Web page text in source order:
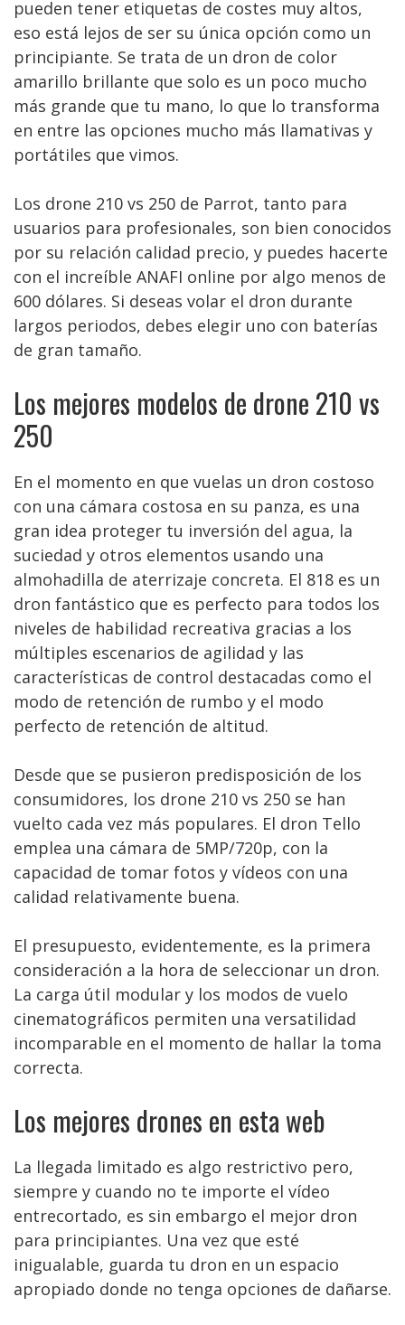
pueden tener etiquetas de costes muy altos,
eso está lejos de ser su única opción como un
principiante. Se trata de un dron de color
amarillo brillante que solo es un poco mucho
más grande que tu mano, lo que lo transforma
en entre las opciones mucho más llamativas y
portátiles que vimos.
Los drone 210 vs 250 de Parrot, tanto para
usuarios para profesionales, son bien conocidos
por su relación calidad precio, y puedes hacerte
con el increíble ANAFI online por algo menos de
600 dólares. Si deseas volar el dron durante
largos periodos, debes elegir uno con baterías
de gran tamaño.
Los mejores modelos de drone 210 vs
250
En el momento en que vuelas un dron costoso
con una cámara costosa en su panza, es una
gran idea proteger tu inversión del agua, la
suciedad y otros elementos usando una
almohadilla de aterrizaje concreta. El 818 es un
dron fantástico que es perfecto para todos los
niveles de habilidad recreativa gracias a los
múltiples escenarios de agilidad y las
características de control destacadas como el
modo de retención de rumbo y el modo
perfecto de retención de altitud.
Desde que se pusieron predisposición de los
consumidores, los drone 210 vs 250 se han
vuelto cada vez más populares. El dron Tello
emplea una cámara de 5MP/720p, con la
capacidad de tomar fotos y vídeos con una
calidad relativamente buena.
El presupuesto, evidentemente, es la primera
consideración a la hora de seleccionar un dron.
La carga útil modular y los modos de vuelo
cinematográficos permiten una versatilidad
incomparable en el momento de hallar la toma
correcta.
Los mejores drones en esta web
La llegada limitado es algo restrictivo pero,
siempre y cuando no te importe el vídeo
entrecortado, es sin embargo el mejor dron
para principiantes. Una vez que esté
inigualable, guarda tu dron en un espacio
apropiado donde no tenga opciones de dañarse.